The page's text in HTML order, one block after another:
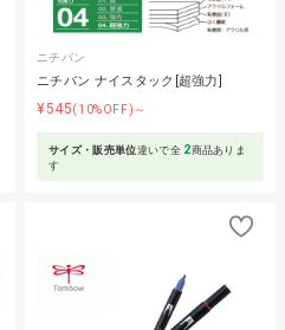
ニチバン
ニチバン ナイスタック[超強力]
¥545(10%OFF)～
サイズ・販売単位違いで全 2商品ありま
す